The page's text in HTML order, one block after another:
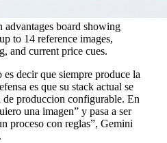
advantages board showing
to 14 reference images,
and current price cues.
decir que siempre produce la
es que su stack actual se
de produccion configurable. En
una imagen” y pasa a ser
proceso con reglas”, Gemini